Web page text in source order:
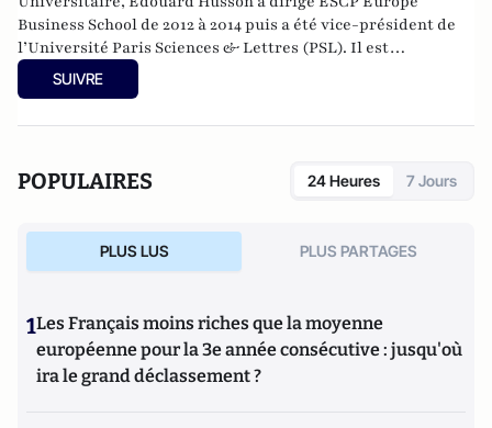
Business School de 2012 à 2014puis a été vice-président de
l’Université Paris Sciences & Lettres (PSL). Il est
actuellement professeur à l’Institut Franco-Allemand
d’Etudes Européennes (à l’Université de Cergy-Pontoise).
d’ouvrages et de nombreux articles sur l’histoire de
mondialisations, l’histoire de la monnaie, l’histoire du
nazisme et des autres violences de masse au XXème siècle
ou l’histoire des relations internationales et des conflits
Benjamin Disraëli.
SUIVRE
POPULAIRES 24 Heures 7 Jours
PLUS LUS PLUS PARTAGES
1Les Français moins riches que la moyenne
européenne pour la 3e année consécutive : jusqu'où
ira le grand déclassement ?